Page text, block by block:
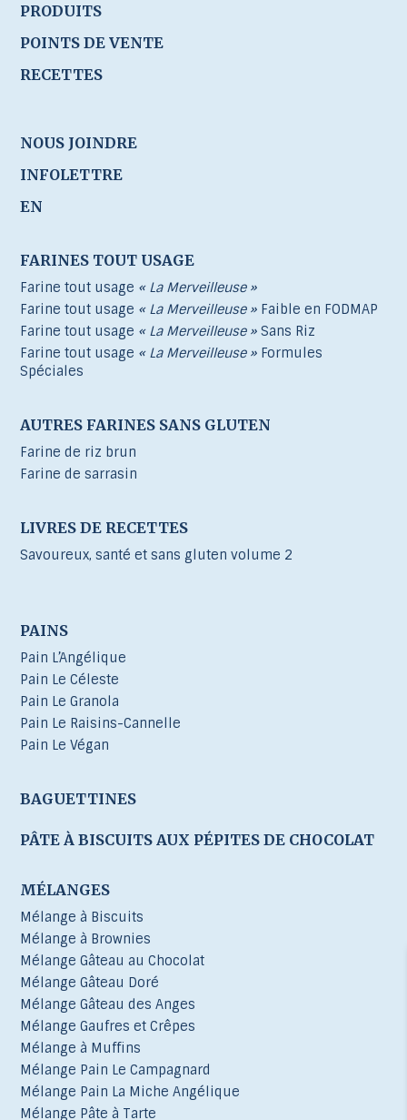
PRODUITS
POINTS DE VENTE
RECETTES
NOUS JOINDRE
INFOLETTRE
EN
FARINES TOUT USAGE
Farine tout usage « La Merveilleuse »
Farine tout usage « La Merveilleuse » Faible en FODMAP
Farine tout usage « La Merveilleuse » Sans Riz
Farine tout usage « La Merveilleuse » Formules
Spéciales
AUTRES FARINES SANS GLUTEN
Farine de riz brun
Farine de sarrasin
LIVRES DE RECETTES
Savoureux, santé et sans gluten volume 2
PAINS
Pain L’Angélique
Pain Le Céleste
Pain Le Granola
Pain Le Raisins-Cannelle
Pain Le Végan
BAGUETTINES
PÂTE À BISCUITS AUX PÉPITES DE CHOCOLAT
MÉLANGES
Mélange à Biscuits
Mélange à Brownies
Mélange Gâteau au Chocolat
Mélange Gâteau Doré
Mélange Gâteau des Anges
Mélange Gaufres et Crêpes
Mélange à Muffins
Mélange Pain Le Campagnard
Mélange Pain La Miche Angélique
Mélange Pâte à Tarte